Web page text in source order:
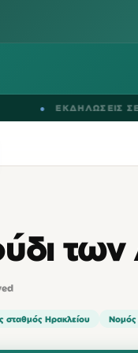
ΕΚΔΗΛΩΣΕΙΣ ΣΕ
σταθμός Ηρακλείου Νομός